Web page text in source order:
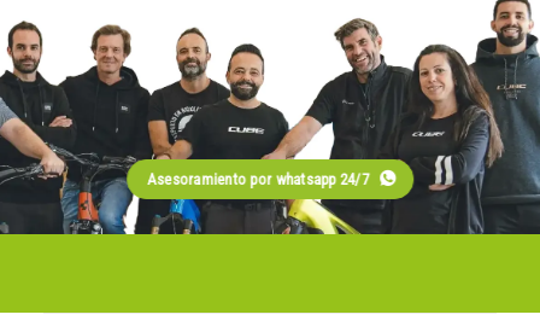
Asesoramiento por whatsapp 24/7